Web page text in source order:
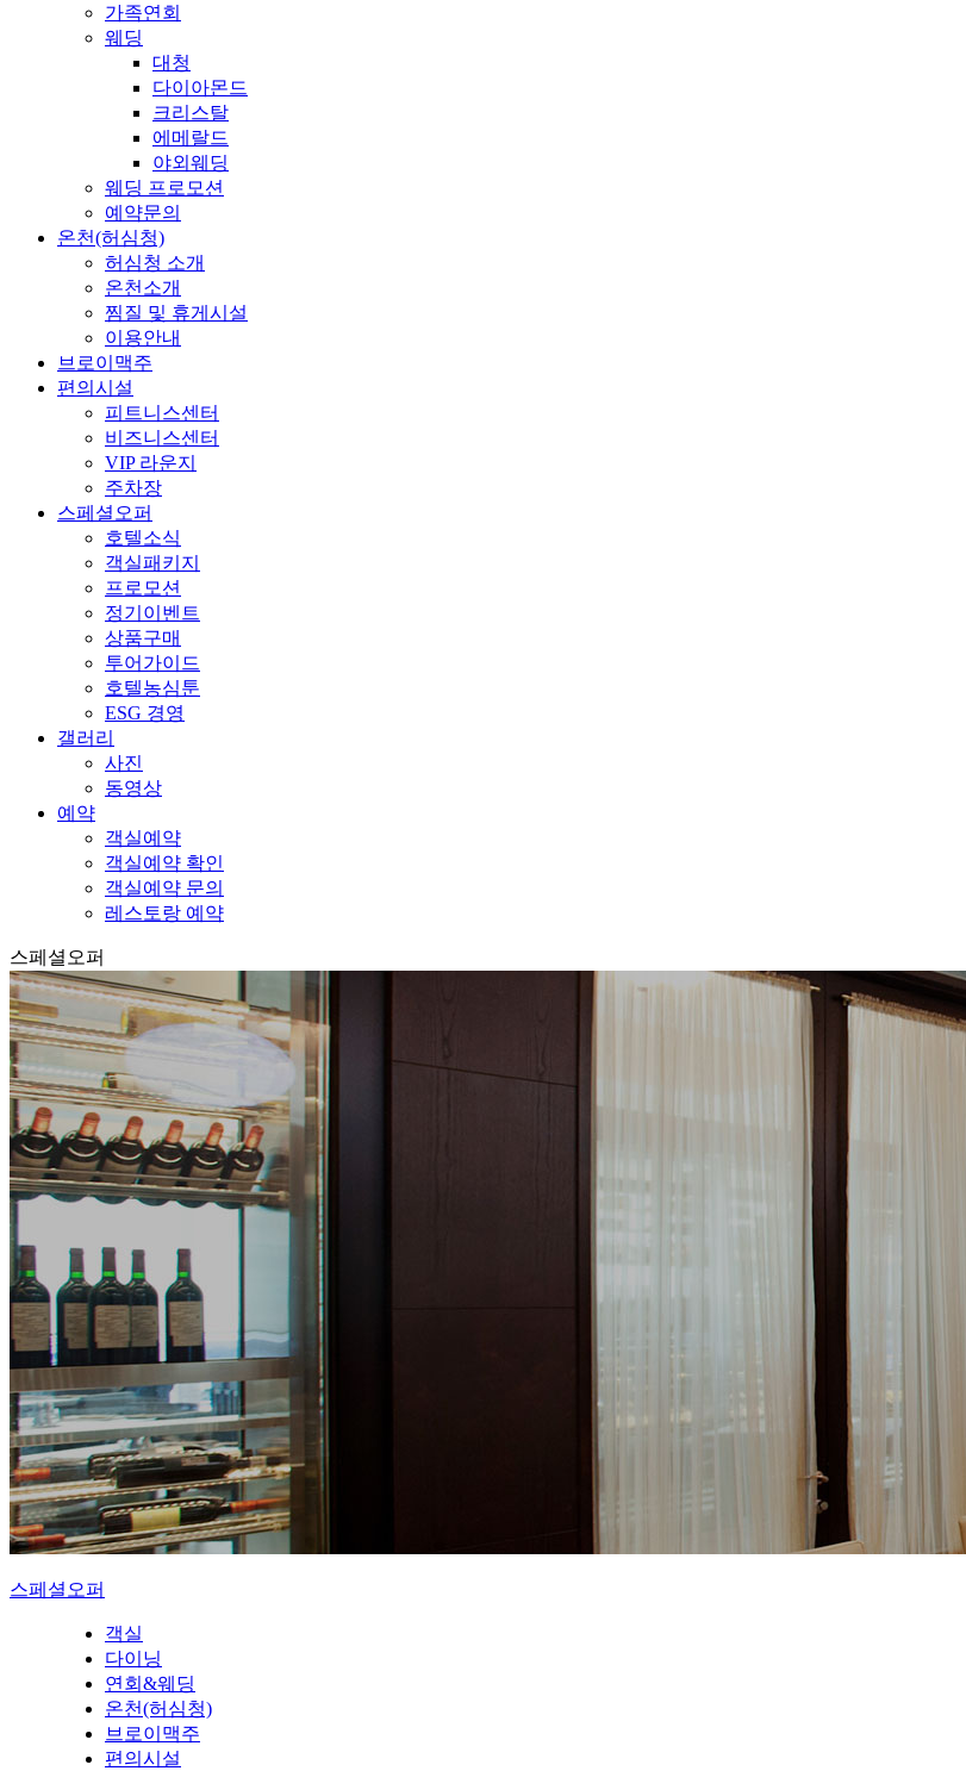
가족연회
웨딩
대청
다이아몬드
크리스탈
에메랄드
야외웨딩
웨딩 프로모션
예약문의
온천(허심청)
허심청 소개
온천소개
찜질 및 휴게시설
이용안내
브로이맥주
편의시설
피트니스센터
비즈니스센터
VIP 라운지
주차장
스페셜오퍼
호텔소식
객실패키지
프로모션
정기이벤트
상품구매
투어가이드
호텔농심툰
ESG 경영
갤러리
사진
동영상
예약
객실예약
객실예약 확인
객실예약 문의
레스토랑 예약
스페셜오퍼
스페셜오퍼
객실
다이닝
연회&웨딩
온천(허심청)
브로이맥주
편의시설